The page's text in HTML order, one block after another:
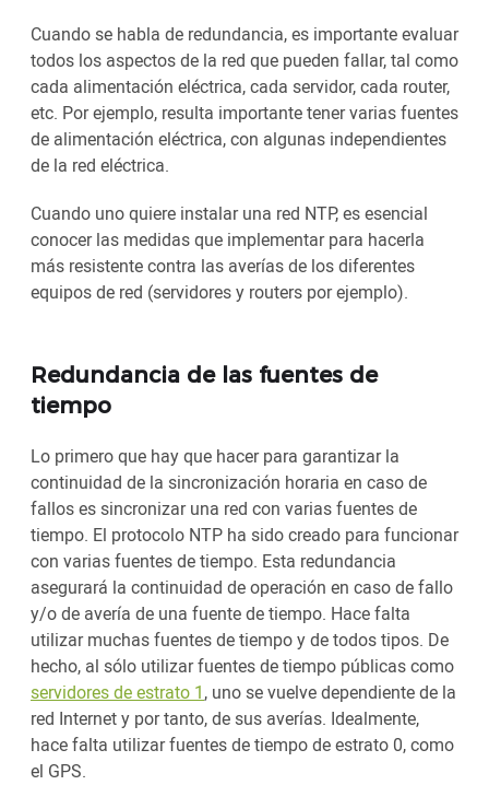
Cuando se habla de redundancia, es importante evaluar
todos los aspectos de la red que pueden fallar, tal como
cada alimentación eléctrica, cada servidor, cada router,
etc. Por ejemplo, resulta importante tener varias fuentes
de alimentación eléctrica, con algunas independientes
de la red eléctrica.
Cuando uno quiere instalar una red NTP, es esencial
conocer las medidas que implementar para hacerla
más resistente contra las averías de los diferentes
equipos de red (servidores y routers por ejemplo).
Redundancia de las fuentes de
tiempo
Lo primero que hay que hacer para garantizar la
continuidad de la sincronización horaria en caso de
fallos es sincronizar una red con varias fuentes de
tiempo. El protocolo NTP ha sido creado para funcionar
con varias fuentes de tiempo. Esta redundancia
asegurará la continuidad de operación en caso de fallo
y/o de avería de una fuente de tiempo. Hace falta
utilizar muchas fuentes de tiempo y de todos tipos. De
hecho, al sólo utilizar fuentes de tiempo públicas como
servidores de estrato 1, uno se vuelve dependiente de la
red Internet y por tanto, de sus averías. Idealmente,
hace falta utilizar fuentes de tiempo de estrato 0, como
el GPS.